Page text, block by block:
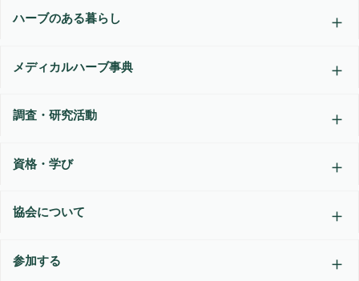
ハーブのある暮らし
メディカルハーブ事典
調査・研究活動
資格・学び
協会について
参加する